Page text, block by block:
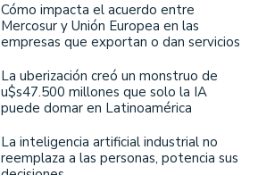
Cómo impacta el acuerdo entre
Mercosur y Unión Europea en las
empresas que exportan o dan servicios
La uberización creó un monstruo de
u$s47.500 millones que solo la IA
puede domar en Latinoamérica
La inteligencia artificial industrial no
reemplaza a las personas, potencia sus